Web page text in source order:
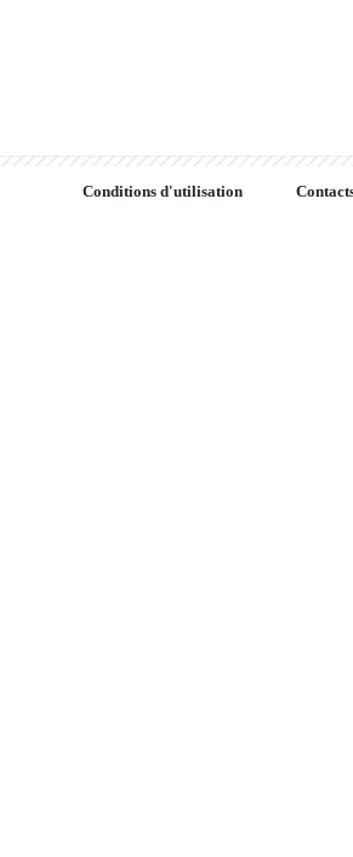
Conditions d'utilisation